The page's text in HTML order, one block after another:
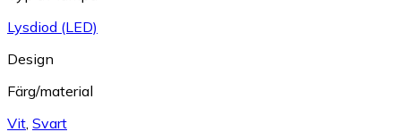
Lysdiod (LED)
Design
Färg/material
Vit Svart